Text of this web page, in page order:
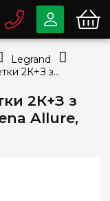
2К+З з
Allure,
63-07
79-78
Telegram
Legrand
Лицьова панель розетки 2К+З з кришкою, Legrand Valena Allure, перли